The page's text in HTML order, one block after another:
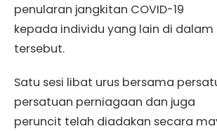
penularan jangkitan COVID-19
kepada individu yang lain di dalam
tersebut.
Satu sesi libat urus bersama
persatuan perniagaan dan juga
peruncit telah diadakan secara